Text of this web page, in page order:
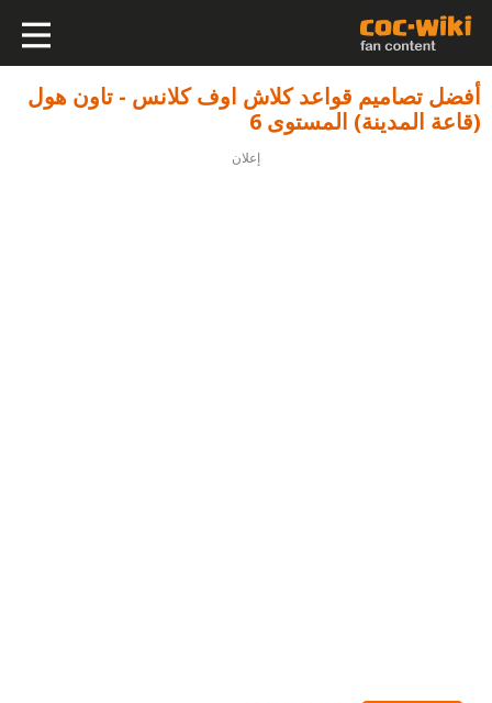
أفضل تصاميم قواعد كلاش اوف كلانس - تاون هول
(قاعة المدينة) المستوى 6
إعلان